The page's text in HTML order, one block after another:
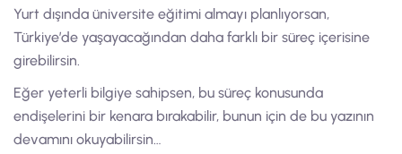
Yurt dışında üniversite eğitimi almayı planlıyorsan,
Türkiye’de yaşayacağından daha farklı bir süreç içerisine
girebilirsin.
Eğer yeterli bilgiye sahipsen, bu süreç konusunda
endişelerini bir kenara bırakabilir, bunun için de bu yazının
devamını okuyabilirsin…